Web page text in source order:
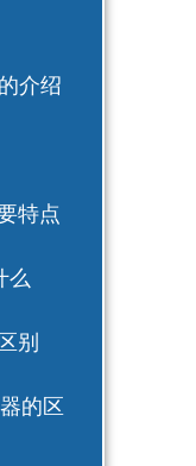
介绍
特点
么
别
的区